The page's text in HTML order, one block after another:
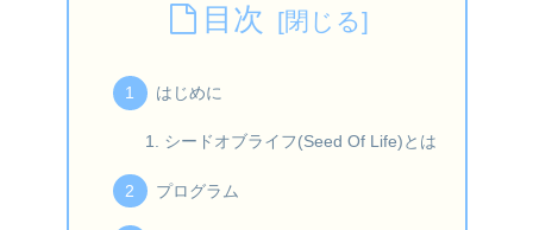
目次
はじめに
シードオブライフ(Seed Of Life)とは
プログラム